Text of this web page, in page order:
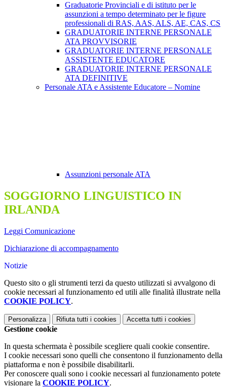
Graduatorie Provinciali e di istituto per le
assunzioni a tempo determinato per le figure
professionali di RAS, AAS, ALS, AE, CAS, CS
GRADUATORIE INTERNE PERSONALE
ATA PROVVISORIE
GRADUATORIE INTERNE PERSONALE
ASSISTENTE EDUCATORE
GRADUATORIE INTERNE PERSONALE
ATA DEFINITIVE
Personale ATA e Assistente Educatore – Nomine
Assunzioni personale ATA
SOGGIORNO LINGUISTICO IN
IRLANDA
Leggi Comunicazione
Dichiarazione di accompagnamento
Notizie
Questo sito o gli strumenti terzi da questo utilizzati si avvalgono di
cookie necessari al funzionamento ed utili alle finalità illustrate nella
COOKIE POLICY.
Personalizza Rifiuta tutti i cookies Accetta tutti i cookies
Gestione cookie
In questa schermata è possibile scegliere quali cookie consentire.
I cookie necessari sono quelli che consentono il funzionamento della
piattaforma e non è possibile disabilitarli.
Per conoscere quali sono i cookie necessari al funzionamento potete
visionare la COOKIE POLICY.